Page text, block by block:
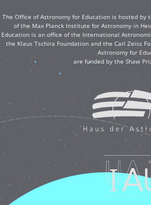
The Office of Astronomy for Education is hosted by
of the Max Planck Institute for Astronomy in
Education is an office of the International
the Klaus Tschira Foundation and the Carl Zeiss
Astronomy for
are funded by the Shaw